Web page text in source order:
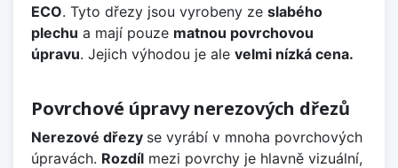
ECO. Tyto dřezy jsou vyrobeny ze slabého
plechu a mají pouze matnou povrchovou
úpravu. Jejich výhodou je ale velmi nízká cena.
Povrchové úpravy nerezových dřezů
Nerezové dřezy se vyrábí v mnoha povrchových
úpravách. Rozdíl mezi povrchy je hlavně vizuální,